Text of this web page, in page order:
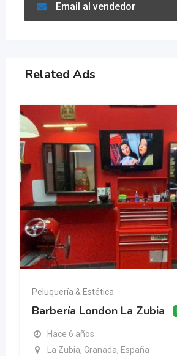
Email al vendedor
Related Ads
Peluquería & Estética
Barbería London La Zubia
Hace 6 años
La Zubia, Granada, España